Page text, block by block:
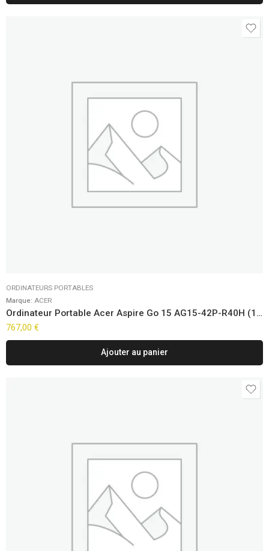
ORDINATEURS PORTABLES
Marque: ACER
Ordinateur Portable Acer Aspire Go 15 AG15-42P-R40H (15,6″)
767,00 €
Ajouter au panier